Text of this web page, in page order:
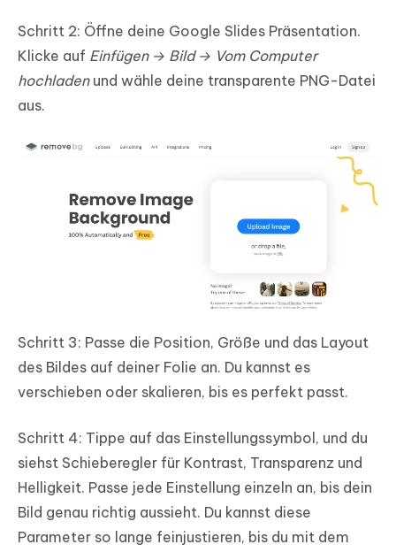
Schritt 2: Öffne deine Google Slides Präsentation.
Klicke auf Einfügen → Bild → Vom Computer
hochladenund wähle deine transparente PNG-Datei
aus.
Schritt 3: Passe die Position, Größe und das Layout
des Bildes auf deiner Folie an. Du kannst es
verschieben oder skalieren, bis es perfekt passt.
Schritt 4: Tippe auf das Einstellungssymbol, und du
siehst Schieberegler für Kontrast, Transparenz und
Helligkeit. Passe jede Einstellung einzeln an, bis dein
Bild genau richtig aussieht. Du kannst diese
Parameter so lange feinjustieren, bis du mit dem